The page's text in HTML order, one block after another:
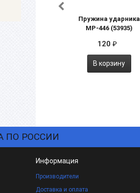
Пружина ударника
МР-446 (53935)
120 ₽
В корзину
ПО РОССИИ
Информация
Производители
Доставка и оплата